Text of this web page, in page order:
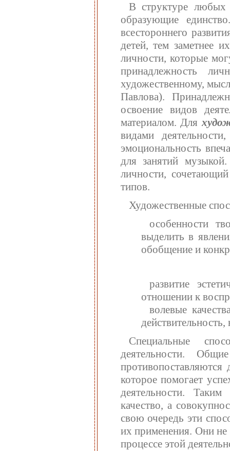
В структуре любых
образующие
всестороннего
детей, тем заметнее
личности, которые
принадлежность
художественному,
Павлова).
освоение видов
материалом. Для
видами
эмоциональность
для занятий
личности,
типов.
Художественные
особенности
выделить в
обобщение и
развитие
отношении к
волевые
Специальные
деятельности.
противопоставляются
которое помогает
деятельности.
качество, а
свою очередь эти
их применения. Они не
процессе этой